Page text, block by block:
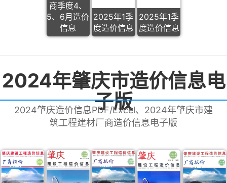
商季度4、
5、6月造价
信息
2025年1季
度造价信息
2025年1季
度造价信息
2024年肇庆市造价信息电
子版
2024肇庆造价信息PDF/Excel、2024年肇庆市建
筑工程建材厂商造价信息电子版